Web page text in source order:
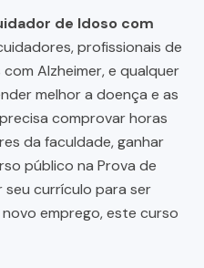
de Idoso com
profissionais de
Alzheimer, e qualquer
melhor a doença e as
comprovar horas
da faculdade, ganhar
público na Prova de
seu currículo para ser
emprego, este curso